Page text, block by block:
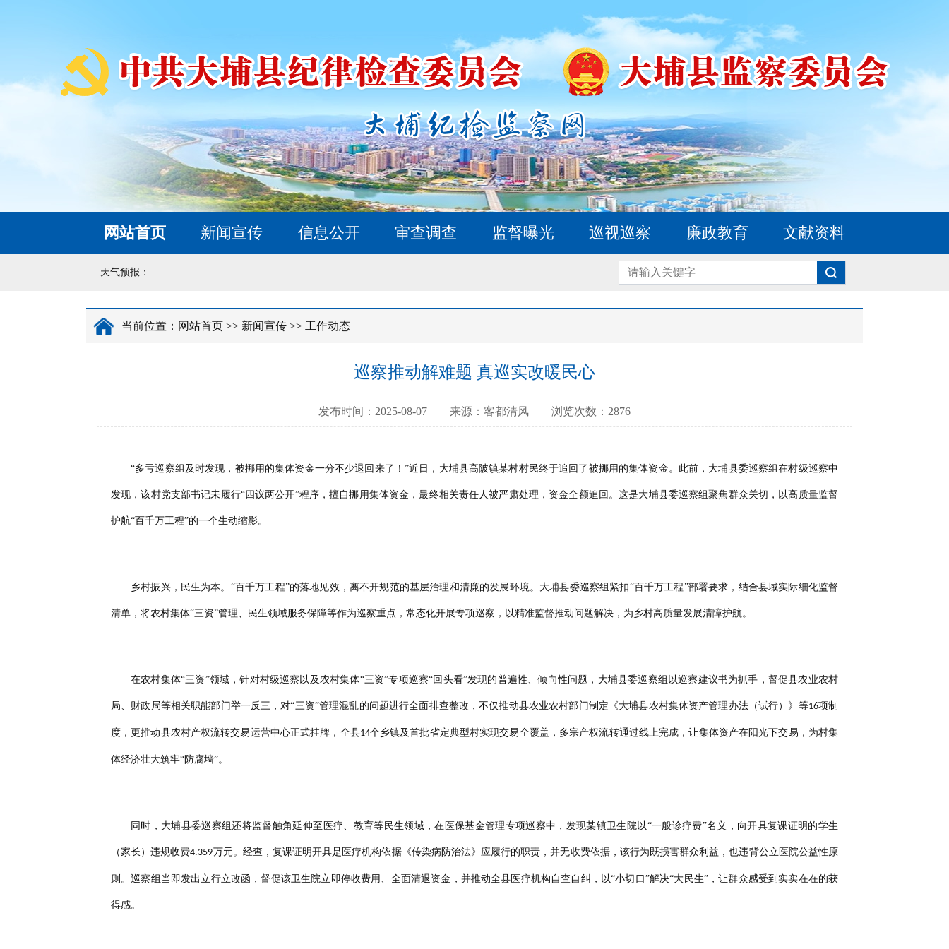
网站首页 新闻宣传 信息公开 审查调查 监督曝光 巡视巡察 廉政教育 文献资料
天气预报：
当前位置： 网站首页 >> 新闻宣传 >> 工作动态
巡察推动解难题 真巡实改暖民心
发布时间：2025-08-07 来源：客都清风 浏览次数：2876
“多亏巡察组及时发现，被挪用的集体资金一分不少退回来了！”近日，大埔县高陂镇某村村民终于追回了被挪用的集体资金。此前，大埔县委巡察组在村级巡察中
发现，该村党支部书记未履行“四议两公开”程序，擅自挪用集体资金，最终相关责任人被严肃处理，资金全额追回。这是大埔县委巡察组聚焦群众关切，以高质量监督
护航“百千万工程”的一个生动缩影。
乡村振兴，民生为本。 “百千万工程”的落地见效，离不开规范的基层治理和清廉的发展环境。大埔县委巡察组紧扣“百千万工程”部署要求，结合县域实际细化监督
清单，将农村集体“三资”管理、民生领域服务保障等作为巡察重点，常态化开展专项巡察，以精准监督推动问题解决，为乡村高质量发展清障护航。
在农村集体“三资”领域，针对村级巡察以及农村集体“三资”专项巡察“回头看”发现的普遍性、倾向性问题，大埔县委巡察组以巡察建议书为抓手，督促县农业农村
局、财政局等相关职能部门举一反三，对“三资”管理混乱的问题进行全面排查整改，不仅推动县农业农村部门制定《大埔县农村集体资产管理办法（试行）》等16项制
度，更推动县农村产权流转交易运营中心正式挂牌，全县14个乡镇及首批省定典型村实现交易全覆盖，多宗产权流转通过线上完成，让集体资产在阳光下交易，为村集
体经济壮大筑牢“防腐墙”。
同时，大埔县委巡察组还将监督触角延伸至医疗、教育等民生领域，在医保基金管理专项巡察中，发现某镇卫生院以“一般诊疗费”名义，向开具复课证明的学生
（家长）违规收费4.359万元。经查，复课证明开具是医疗机构依据《传染病防治法》应履行的职责，并无收费依据，该行为既损害群众利益，也违背公立医院公益性原
则。巡察组当即发出立行立改函，督促该卫生院立即停收费用、全面清退资金，并推动全县医疗机构自查自纠，以“小切口”解决“大民生”，让群众感受到实实在在的获
得感。